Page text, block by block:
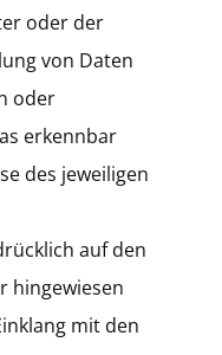
oder der
von Daten
oder
erkennbar
des jeweiligen
auf den
hingewiesen
mit den